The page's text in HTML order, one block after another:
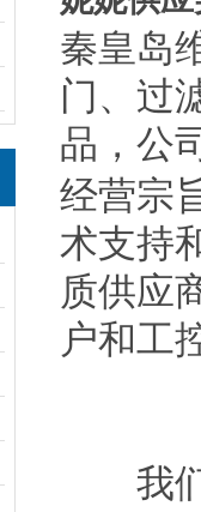
秦皇岛
门、过
品，公
经营宗
术支持
质供应
户和工
我们